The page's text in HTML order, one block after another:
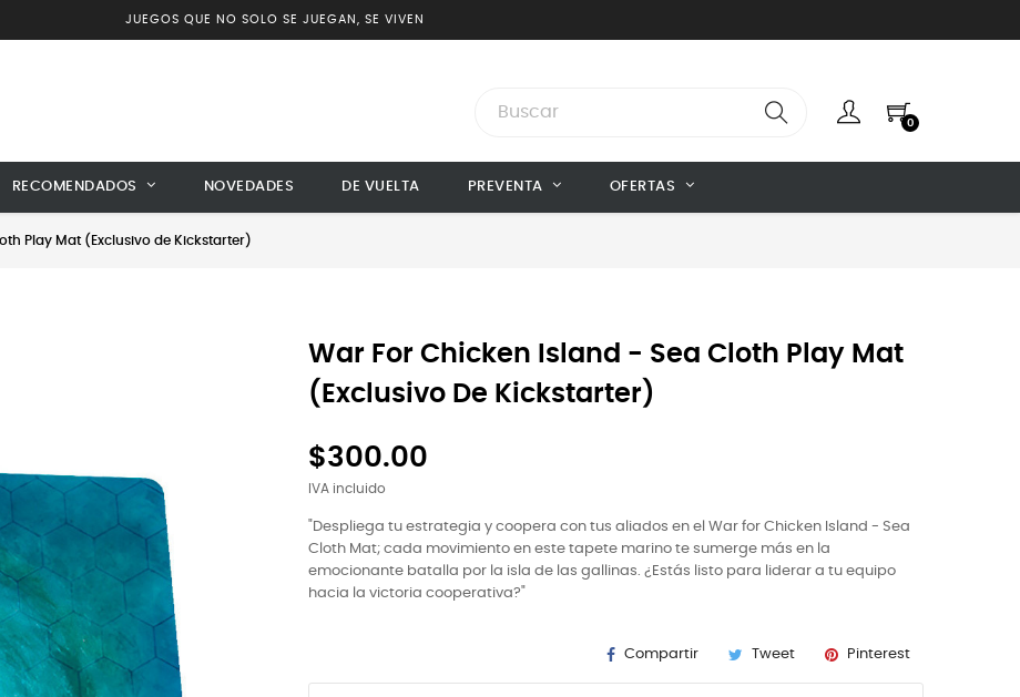
JUEGOS QUE NO SOLO SE JUEGAN, SE VIVEN
0
RECOMENDADOS NOVEDADES DE VUELTA PREVENTA OFERTAS
Play Mat (Exclusivo de Kickstarter)
War For Chicken Island - Sea Cloth Play Mat
(Exclusivo De Kickstarter)
$300.00
IVA incluido
"Despliega tu estrategia y coopera con tus aliados en el War for Chicken Island - Sea
Cloth Mat; cada movimiento en este tapete marino te sumerge más en la
emocionante batalla por la isla de las gallinas. ¿Estás listo para liderar a tu equipo
hacia la victoria cooperativa?"
Compartir Tweet Pinterest